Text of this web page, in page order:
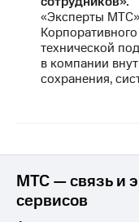
«Эксперты
технической
в компании
сохранения,
МТС — связь и
сервисов